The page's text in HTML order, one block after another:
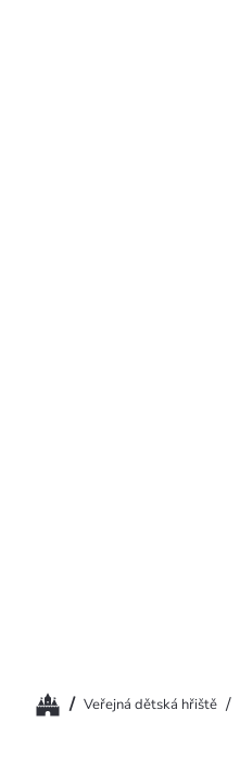
Domů/ Veřejná dětská hřiště /